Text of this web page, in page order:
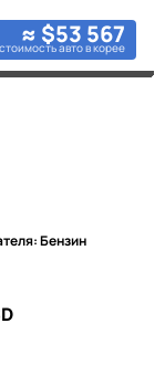
≈ $53 567
стоимость авто в корее
Бензин